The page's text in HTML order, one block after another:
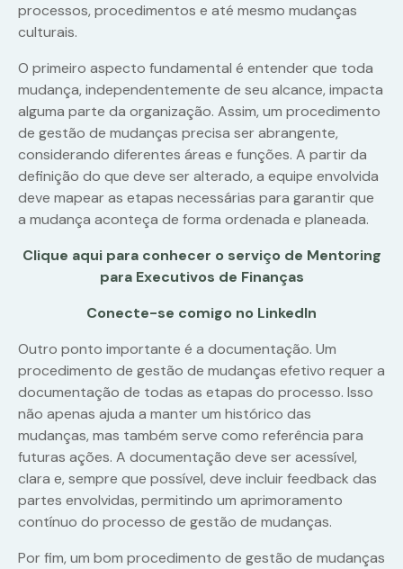
processos, procedimentos e até mesmo mudanças
culturais.
O primeiro aspecto fundamental é entender que toda
mudança, independentemente de seu alcance, impacta
alguma parte da organização. Assim, um procedimento
de gestão de mudanças precisa ser abrangente,
considerando diferentes áreas e funções. A partir da
definição do que deve ser alterado, a equipe envolvida
deve mapear as etapas necessárias para garantir que
a mudança aconteça de forma ordenada e planeada.
Clique aqui para conhecer o serviço de Mentoring
para Executivos de Finanças
Conecte-se comigo no LinkedIn
Outro ponto importante é a documentação. Um
procedimento de gestão de mudanças efetivo requer a
documentação de todas as etapas do processo. Isso
não apenas ajuda a manter um histórico das
mudanças, mas também serve como referência para
futuras ações. A documentação deve ser acessível,
clara e, sempre que possível, deve incluir feedback das
partes envolvidas, permitindo um aprimoramento
contínuo do processo de gestão de mudanças.
Por fim, um bom procedimento de gestão de mudanças